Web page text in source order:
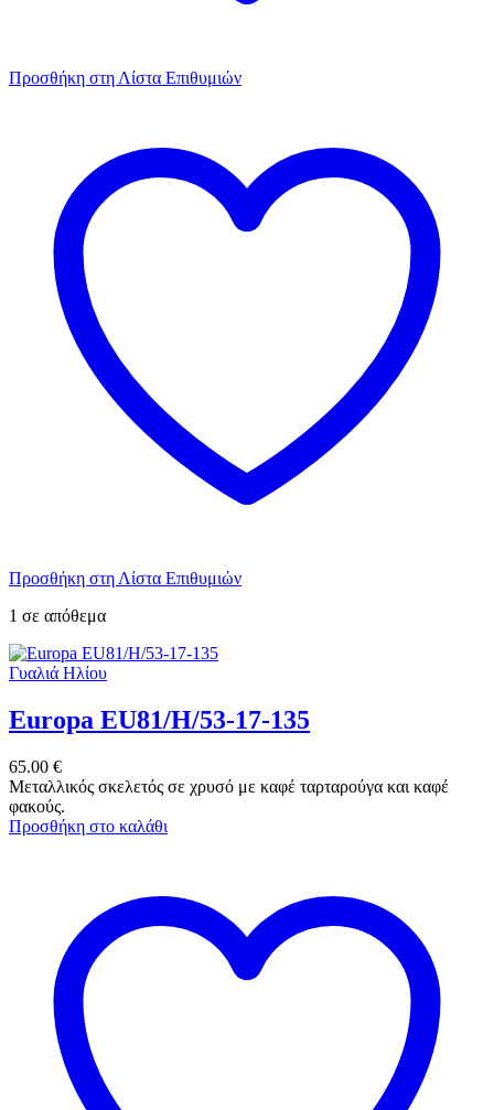
Προσθήκη στη Λίστα Επιθυμιών
Προσθήκη στη Λίστα Επιθυμιών
1 σε απόθεμα
Γυαλιά Ηλίου
Europa EU81/H/53-17-135
65.00 €
Μεταλλικός σκελετός σε χρυσό με καφέ ταρταρούγα και καφέ
φακούς.
Προσθήκη στο καλάθι